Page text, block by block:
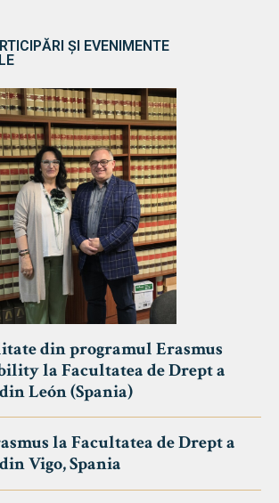
ȘI EVENIMENTE
din programul Erasmus
la Facultatea de Drept a
León (Spania)
la Facultatea de Drept a
Vigo, Spania